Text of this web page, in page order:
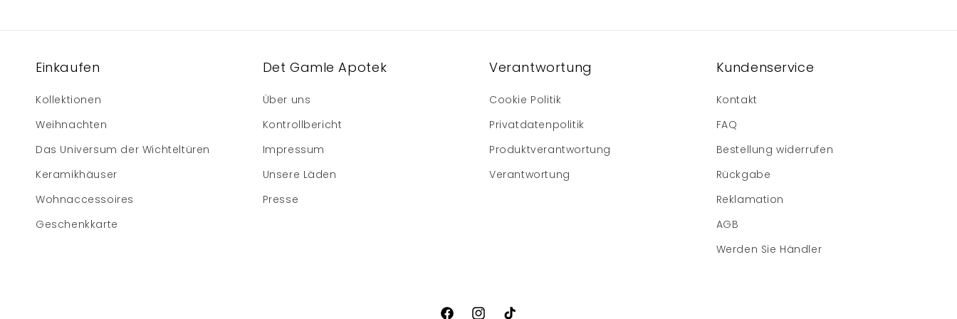
Einkaufen
Kollektionen
Weihnachten
Das Universum der Wichteltüren
Keramikhäuser
Wohnaccessoires
Geschenkkarte
Det Gamle Apotek
Über uns
Kontrollbericht
Impressum
Unsere Läden
Presse
Verantwortung
Cookie Politik
Privatdatenpolitik
Produktverantwortung
Verantwortung
Kundenservice
Kontakt
FAQ
Bestellung widerrufen
Rückgabe
Reklamation
AGB
Werden Sie Händler